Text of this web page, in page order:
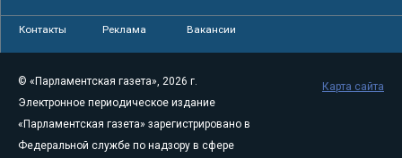
Контакты Реклама Вакансии
© «Парламентская газета», 2026 г.
Электронное периодическое издание
«Парламентская газета» зарегистрировано в
Федеральной службе по надзору в сфере
Карта сайта